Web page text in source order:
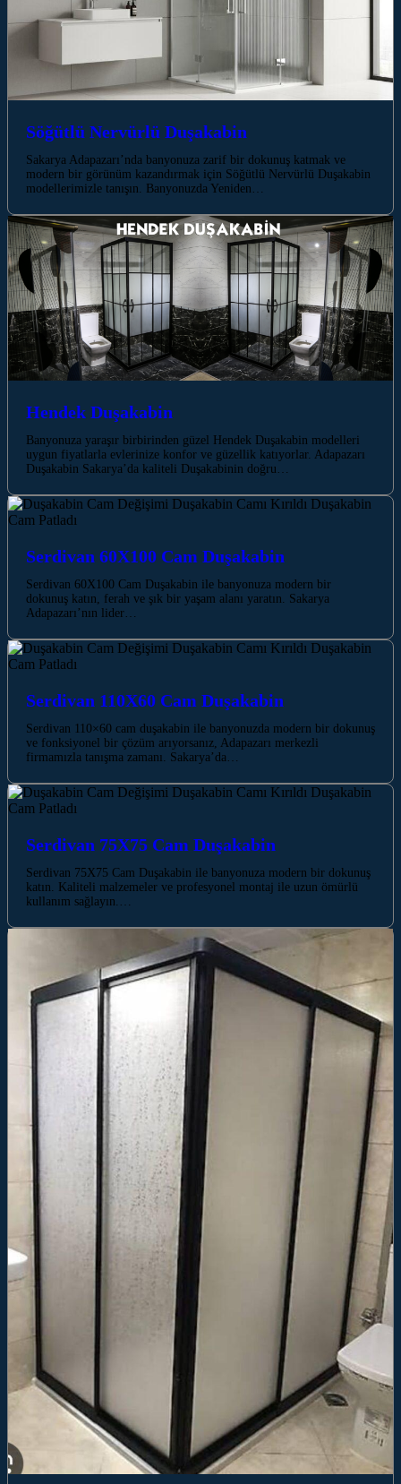
Söğütlü Nervürlü Duşakabin
Sakarya Adapazarı’nda banyonuza zarif bir dokunuş katmak ve
modern bir görünüm kazandırmak için Söğütlü Nervürlü Duşakabin
modellerimizle tanışın. Banyonuzda Yeniden…
Hendek Duşakabin
Banyonuza yaraşır birbirinden güzel Hendek Duşakabin modelleri
uygun fiyatlarla evlerinize konfor ve güzellik katıyorlar. Adapazarı
Duşakabin Sakarya’da kaliteli Duşakabinin doğru…
Serdivan 60X100 Cam Duşakabin
Serdivan 60X100 Cam Duşakabin ile banyonuza modern bir
dokunuş katın, ferah ve şık bir yaşam alanı yaratın. Sakarya
Adapazarı’nın lider…
Serdivan 110X60 Cam Duşakabin
Serdivan 110×60 cam duşakabin ile banyonuzda modern bir dokunuş
ve fonksiyonel bir çözüm arıyorsanız, Adapazarı merkezli
firmamızla tanışma zamanı. Sakarya’da…
Serdivan 75X75 Cam Duşakabin
Serdivan 75X75 Cam Duşakabin ile banyonuza modern bir dokunuş
katın. Kaliteli malzemeler ve profesyonel montaj ile uzun ömürlü
kullanım sağlayın.…